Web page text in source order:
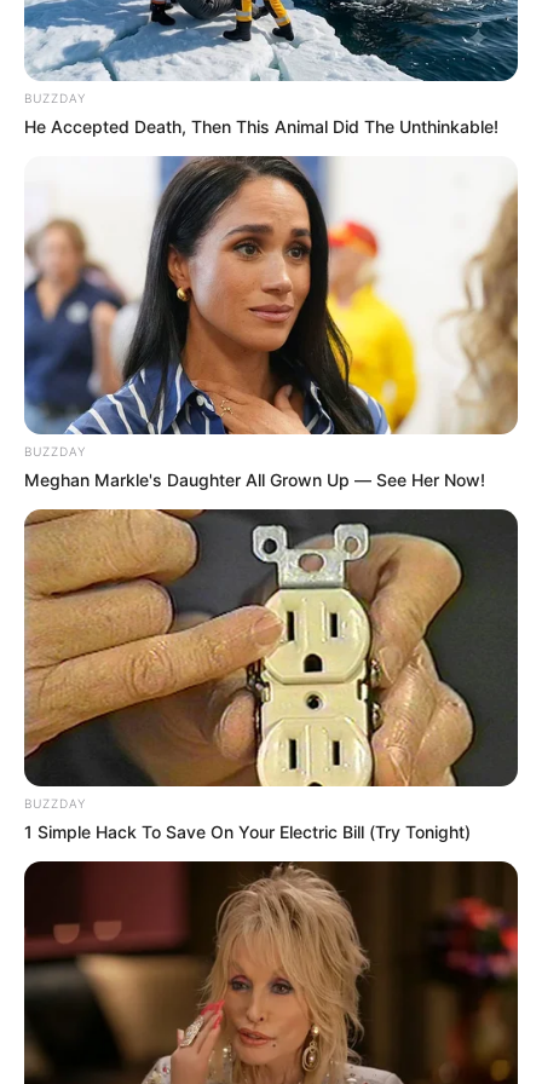
Durante esta jornada, los comensales tendrán la
posibilidad de recorrer diferentes espacios de la localidad
y degustar preparaciones típicas en tres modalidades:
asaderos, piqueteaderos y lechonerías.
Cada
establecimiento participante diseñó un plato
especial aprobado por la Alcaldía Local, lo que asegura
una experiencia de calidad para quienes se animen a
disfrutar de esta fiesta del sabor.
¿Qué precios se manejarán en el
Festival Gastronómico?
La propuesta culinaria se organiza en tres categorías
pensadas para todos los gustos y bolsillos. Los
asaderos
ofrecen parrilladas y cortes de carnecon un costo
unificado de$32.000 pesos , los piqueteaderos
presentan
porciones generosas para compartir en familia por
$30.000 pesos
, mientras que las lechonas, uno de los
platos insignia del Tolima, estarán disponibles a
$15.000
pesos.
BUZZDAY
He Accepted Death, Then This Animal Did The Unthinkable!
BUZZDAY
Meghan Markle's Daughter All Grown Up — See Her Now!
BUZZDAY
1 Simple Hack To Save On Your Electric Bill (Try Tonight)